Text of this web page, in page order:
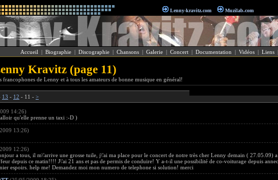
Lenny-kravitz.com Muzilab.com
Accueil | Biographie | Discographie | Chansons | Galerie | Concert | Documentation | Vidéos | Liens |
Kravitz (page 11)
francophones de Lenny et à tous les amateurs de bonne musique en général!
13 - 12 - 11 - >
14:26)
qu'elle prenne un taxi :-D )
13:26)
12:26)
a tous, il m\'arrive une grosse tuile, j\'ai ma place pour le concert de notre très cher Lenny demain ( 27.05.09)
depuis ce matin!!!! J\'ai 21 ans et pas de permis de conduire! Y a-t-il une possibilité de co-voiturage depuis
espoirs. help me! Demandez moi mon numero de telephone si solution! merci